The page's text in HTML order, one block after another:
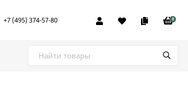
+7 (495) 374-57-80 0